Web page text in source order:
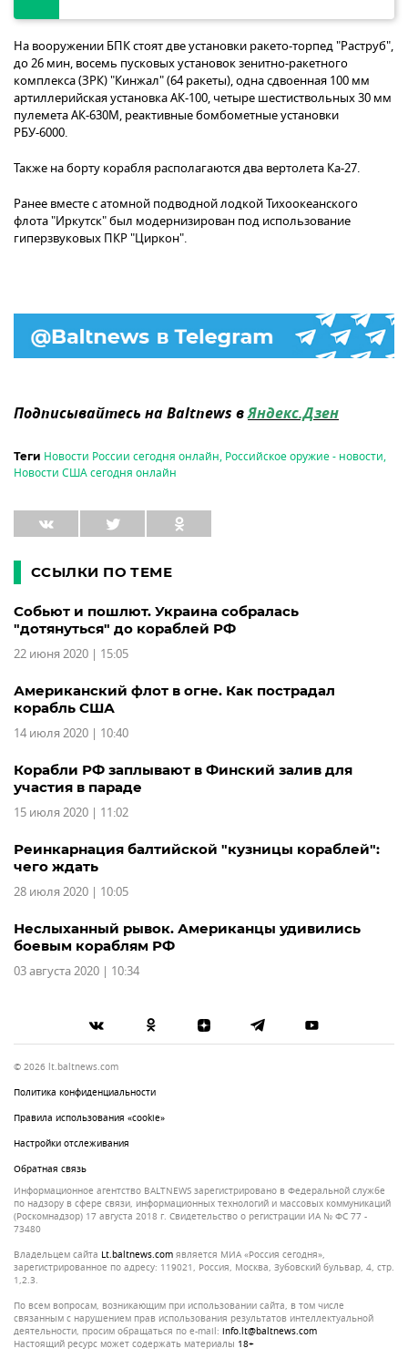
На вооружении БПК стоят две установки ракето-торпед "Раструб",
до 26 мин, восемь пусковых установок зенитно-ракетного
комплекса (ЗРК) "Кинжал" (64 ракеты), одна сдвоенная 100 мм
артиллерийская установка АК-100, четыре шестиствольных 30 мм
пулемета АК-630М, реактивные бомбометные установки
РБУ-6000.
Также на борту корабля располагаются два вертолета Ка-27.
Ранее вместе с атомной подводной лодкой Тихоокеанского
флота "Иркутск" был модернизирован под использование
гиперзвуковых ПКР "Циркон".
Подписывайтесь на Baltnews вЯндекс.Дзен
Теги Новости России сегодня онлайн, Российское оружие - новости,
Новости США сегодня онлайн
ССЫЛКИ ПО ТЕМЕ
Собьют и пошлют. Украина собралась
"дотянуться" до кораблей РФ
22 июня 2020 | 15:05
Американский флот в огне. Как пострадал
корабль США
14 июля 2020 | 10:40
Корабли РФ заплывают в Финский залив для
участия в параде
15 июля 2020 | 11:02
Реинкарнация балтийской "кузницы кораблей":
чего ждать
28 июля 2020 | 10:05
Неслыханный рывок. Американцы удивились
боевым кораблям РФ
03 августа 2020 | 10:34
© 2026 lt.baltnews.com
Политика конфиденциальности
Правила использования «cookie»
Настройки отслеживания
Обратная связь
Информационное агентство BALTNEWS зарегистрировано в Федеральной службе
по надзору в сфере связи, информационных технологий и массовых коммуникаций
(Роскомнадзор) 17 августа 2018 г. Свидетельство о регистрации ИА № ФС 77 -
73480
Владельцем сайта lt.baltnews.com является МИА «Россия сегодня»,
зарегистрированное по адресу: 119021, Россия, Москва, Зубовский бульвар, 4, стр.
1,2.3.
По всем вопросам, возникающим при использовании сайта, в том числе
связанным с нарушением прав использования результатов интеллектуальной
деятельности, просим обращаться по e-mail: info.lt@baltnews.com
Настоящий ресурс может содержать материалы 18+